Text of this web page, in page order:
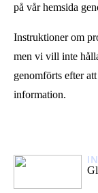
på vår hemsida
Instruktioner om
men vi vill inte
genomförts efter
information.